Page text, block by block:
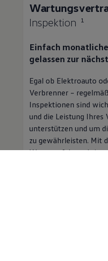
Inspektion
1
Einfach
gelassen zur
Egal ob Elektroauto
Verbrenner –
Inspektionen sind
und die Leistung Ihres
unterstützen und um
zu gewährleisten. Mit
Wartung &